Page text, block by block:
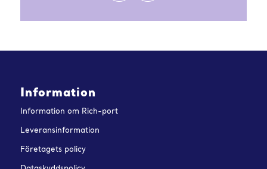
Information
Information om Rich-port
Leveransinformation
Företagets policy